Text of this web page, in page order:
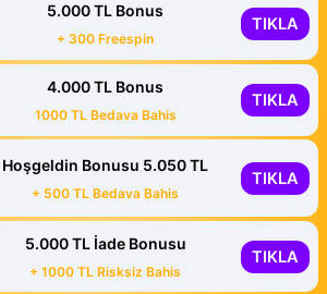
5.000 TL Bonus
+ 300 Freespin
TIKLA
4.000 TL Bonus
1000 TL Bedava Bahis
TIKLA
Hoşgeldin Bonusu 5.050 TL
+ 500 TL Bedava Bahis
TIKLA
5.000 TL İade Bonusu
+ 1000 TL Risksiz Bahis
TIKLA